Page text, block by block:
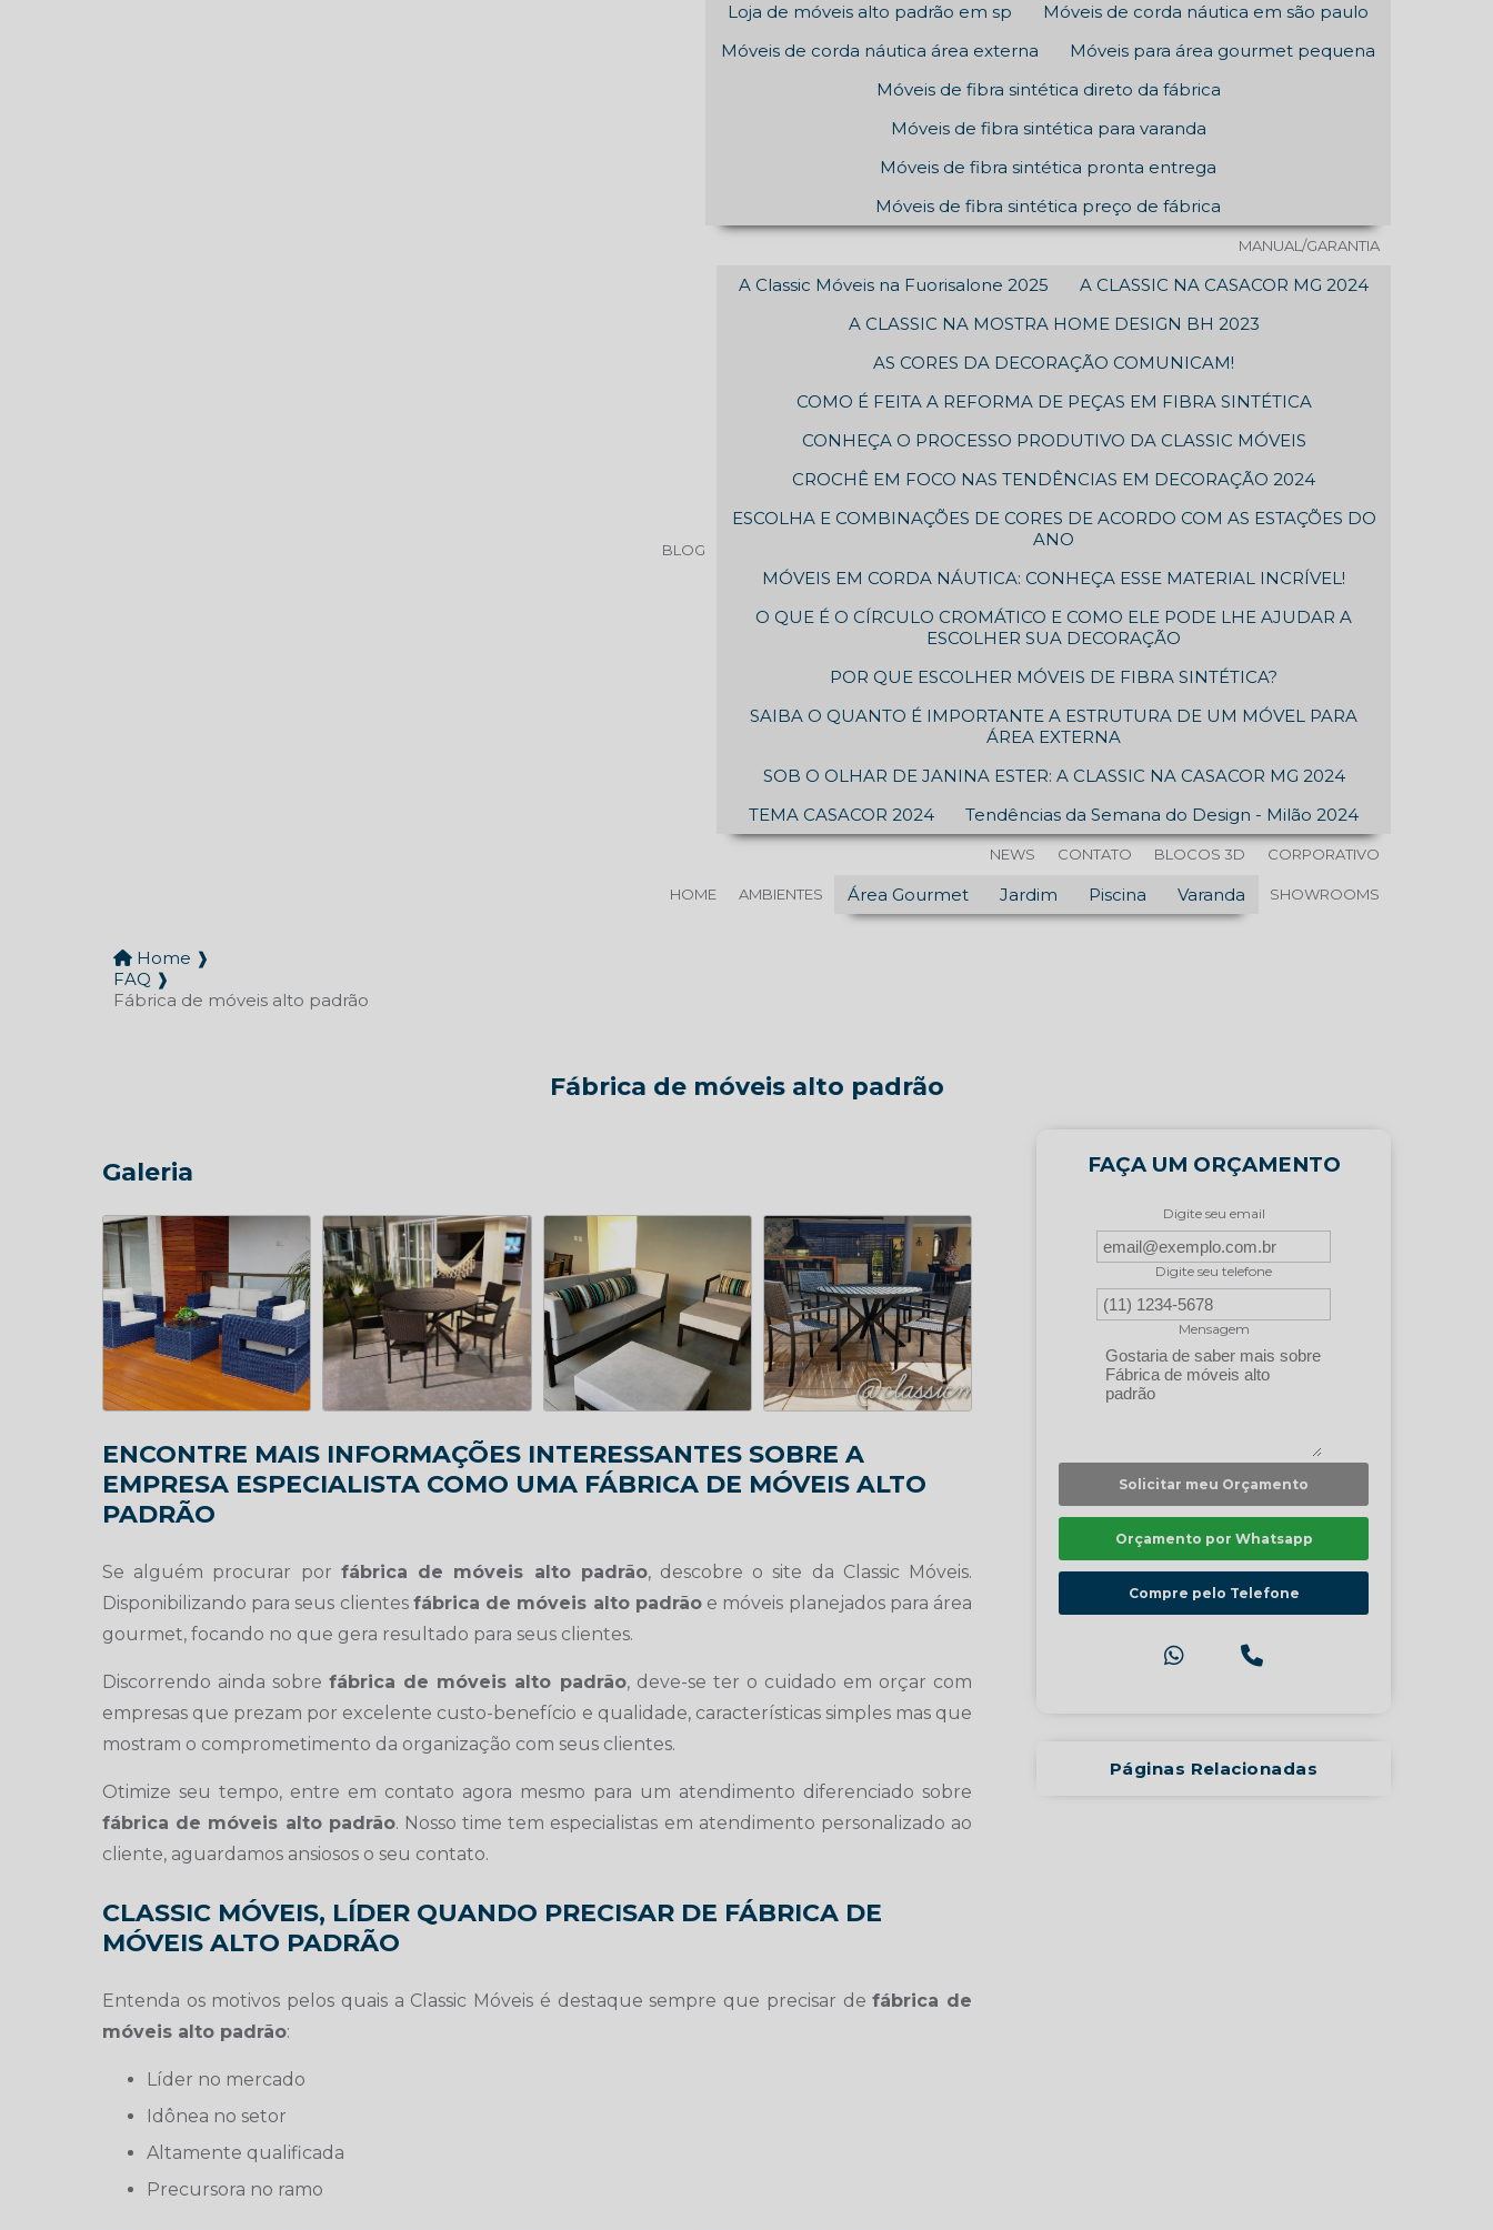
HOME AMBIENTES Área Gourmet Jardim Piscina Varanda SHOWROOMS
NEWS CONTATO BLOCOS 3D CORPORATIVO
BLOG
A Classic Móveis na Fuorisalone 2025
A CLASSIC NA CASACOR MG 2024
A CLASSIC NA MOSTRA HOME DESIGN BH 2023
AS CORES DA DECORAÇÃO COMUNICAM!
COMO É FEITA A REFORMA DE PEÇAS EM FIBRA SINTÉTICA
CONHEÇA O PROCESSO PRODUTIVO DA CLASSIC MÓVEIS
CROCHÊ EM FOCO NAS TENDÊNCIAS EM DECORAÇÃO 2024
ESCOLHA E COMBINAÇÕES DE CORES DE ACORDO COM AS ESTAÇÕES DO
ANO
MÓVEIS EM CORDA NÁUTICA: CONHEÇA ESSE MATERIAL INCRÍVEL!
O QUE É O CÍRCULO CROMÁTICO E COMO ELE PODE LHE AJUDAR A
ESCOLHER SUA DECORAÇÃO
POR QUE ESCOLHER MÓVEIS DE FIBRA SINTÉTICA?
SAIBA O QUANTO É IMPORTANTE A ESTRUTURA DE UM MÓVEL PARA
ÁREA EXTERNA
SOB O OLHAR DE JANINA ESTER: A CLASSIC NA CASACOR MG 2024
TEMA CASACOR 2024
Tendências da Semana do Design - Milão 2024
MANUAL/GARANTIA
Loja de móveis alto padrão em sp
Móveis de corda náutica em são paulo
Móveis de corda náutica área externa
Móveis para área gourmet pequena
Móveis de fibra sintética direto da fábrica
Móveis de fibra sintética para varanda
Móveis de fibra sintética pronta entrega
Móveis de fibra sintética preço de fábrica
Home ❱
FAQ ❱
Fábrica de móveis alto padrão
Fábrica de móveis alto padrão
Galeria
ENCONTRE MAIS INFORMAÇÕES INTERESSANTES SOBRE A
EMPRESA ESPECIALISTA COMO UMA FÁBRICA DE MÓVEIS ALTO
PADRÃO
Se alguém procurar por fábrica de móveis alto padrão, descobre o site da Classic Móveis.
Disponibilizando para seus clientes fábrica de móveis alto padrãoe móveis planejados para área
gourmet, focando no que gera resultado para seus clientes.
Discorrendo ainda sobrefábrica de móveis alto padrão, deve-se ter o cuidado em orçar com
empresas que prezam por excelente custo-benefício e qualidade, características simples mas que
mostram o comprometimento da organização com seus clientes.
Otimize seu tempo, entre em contato agora mesmo para um atendimento diferenciado sobre
fábrica de móveis alto padrão. Nosso time tem especialistas em atendimento personalizado ao
cliente, aguardamos ansiosos o seu contato.
CLASSIC MÓVEIS, LÍDER QUANDO PRECISAR DE FÁBRICA DE
MÓVEIS ALTO PADRÃO
Entenda os motivos pelos quais a Classic Móveis é destaque sempre que precisar defábrica de
móveis alto padrão:
líder no mercado
idônea no setor
altamente qualificada
precursora no ramo
FAÇA UM ORÇAMENTO
Digite seu email
Digite seu telefone
Mensagem
Solicitar meu Orçamento
Orçamento por Whatsapp
Compre pelo Telefone
Páginas Relacionadas